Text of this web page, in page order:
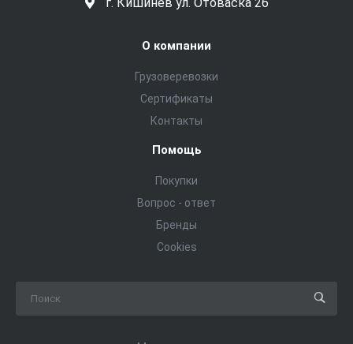
О компании
Грузоверевозки
Сертификаты
Контакты
Помощь
Покупки
Вопрос - ответ
Бренды
Cookies